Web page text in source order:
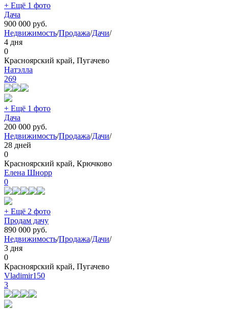
+ Ещё 1 фото
Дача
900 000 руб.
Недвижимость/Продажа/Дачи/
4 дня
0
Красноярский край, Пугачево
Натэлла
269
+ Ещё 1 фото
Дача
200 000 руб.
Недвижимость/Продажа/Дачи/
28 дней
0
Красноярский край, Крючково
Елена Шнорр
0
+ Ещё 2 фото
Продам дачу
890 000 руб.
Недвижимость/Продажа/Дачи/
3 дня
0
Красноярский край, Пугачево
Vladimir150
3